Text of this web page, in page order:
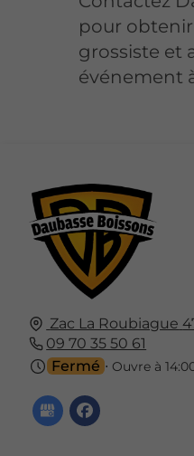
pour
grossiste et
événement
Zac La Roubiague
09 70 35 50 61
Fermé ⋅ Ouvre à